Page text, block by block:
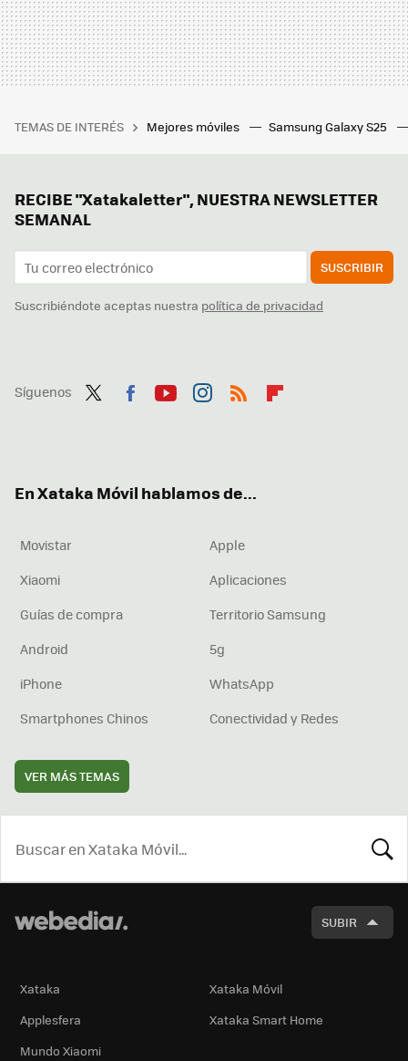
TEMAS DE INTERÉS Mejores móviles Samsung Galaxy S25
RECIBE "Xatakaletter", NUESTRA NEWSLETTER
SEMANAL
SUSCRIBIR
Suscribiéndote aceptas nuestra política de privacidad
Síguenos
En Xataka Móvil hablamos de...
Movistar
Apple
Xiaomi
Aplicaciones
Guías de compra
Territorio Samsung
Android
5g
iPhone
WhatsApp
Smartphones Chinos
Conectividad y Redes
VER MÁS TEMAS
SUBIR
Xataka
Xataka Móvil
Applesfera
Xataka Smart Home
Mundo Xiaomi